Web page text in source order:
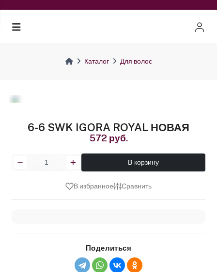
Каталог Для волос
6-6 SWK IGORA ROYAL НОВАЯ
572 руб.
В корзину
В избранное Сравнить
Поделиться